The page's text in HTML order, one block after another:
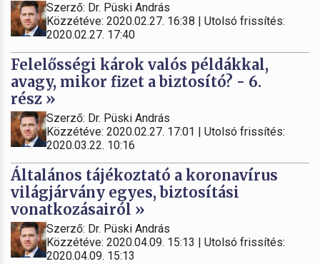
Szerző: Dr. Püski András
Közzétéve: 2020.02.27. 16:38 | Utolsó frissítés:
2020.02.27. 17:40
Felelősségi károk valós példákkal,
avagy, mikor fizet a biztosító? - 6.
rész »
Szerző: Dr. Püski András
Közzétéve: 2020.02.27. 17:01 | Utolsó frissítés:
2020.03.22. 10:16
Általános tájékoztató a koronavírus
világjárvány egyes, biztosítási
vonatkozásairól »
Szerző: Dr. Püski András
Közzétéve: 2020.04.09. 15:13 | Utolsó frissítés:
2020.04.09. 15:13